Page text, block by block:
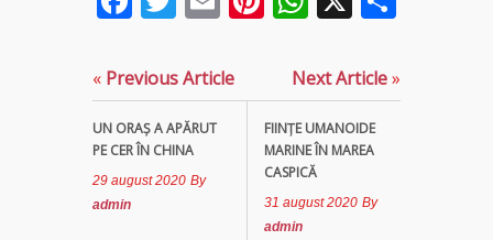
singura
Omida
« Previous Article
UN ORAŞ A APĂRUT
PE CER ÎN CHINA
29 august 2020 By
admin
Next Article»
FIINŢE UMANOIDE
MARINE ÎN MAREA
CASPICĂ
31 august 2020 By
admin